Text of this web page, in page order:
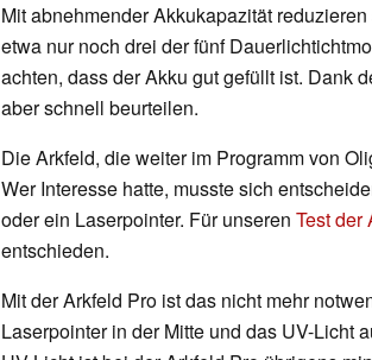
Mit abnehmender Akkukapazität
etwa nur noch drei der fünf
achten, dass der Akku gut gefüllt ist. Dank
aber schnell beurteilen.
Die Arkfeld, die weiter im Programm von
Wer Interesse hatte, musste sich
oder ein Laserpointer. Für unseren Test der
entschieden.
Mit der Arkfeld Pro ist das nicht mehr
Laserpointer in der Mitte und das UV-Licht